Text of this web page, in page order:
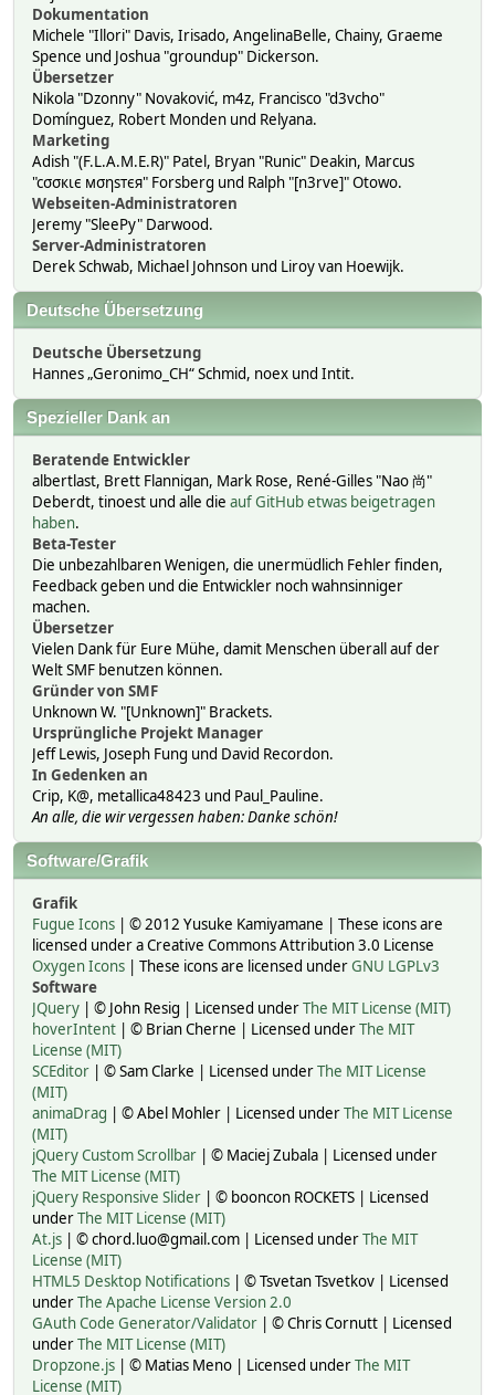
Dokumentation
Michele "Illori" Davis, Irisado, AngelinaBelle, Chainy, Graeme
Spence und Joshua "groundup" Dickerson.
Übersetzer
Nikola "Dzonny" Novaković, m4z, Francisco "d3vcho"
Domínguez, Robert Monden und Relyana.
Marketing
Adish "(F.L.A.M.E.R)" Patel, Bryan "Runic" Deakin, Marcus
"cσσкιє мσηѕтєя" Forsberg und Ralph "[n3rve]" Otowo.
Webseiten-Administratoren
Jeremy "SleePy" Darwood.
Server-Administratoren
Derek Schwab, Michael Johnson und Liroy van Hoewijk.
Deutsche Übersetzung
Deutsche Übersetzung
Hannes „Geronimo_CH“ Schmid, noex und Intit.
Spezieller Dank an
Beratende Entwickler
albertlast, Brett Flannigan, Mark Rose, René-Gilles "Nao 尚"
Deberdt, tinoest und alle die auf GitHub etwas beigetragen
haben.
Beta-Tester
Die unbezahlbaren Wenigen, die unermüdlich Fehler finden,
Feedback geben und die Entwickler noch wahnsinniger
machen.
Übersetzer
Vielen Dank für Eure Mühe, damit Menschen überall auf der
Welt SMF benutzen können.
Gründer von SMF
Unknown W. "[Unknown]" Brackets.
Ursprüngliche Projekt Manager
Jeff Lewis, Joseph Fung und David Recordon.
In Gedenken an
Crip, K@, metallica48423 und Paul_Pauline.
An alle, die wir vergessen haben: Danke schön!
Software/Grafik
Grafik
Fugue Icons | © 2012 Yusuke Kamiyamane | These icons are
licensed under a Creative Commons Attribution 3.0 License
Oxygen Icons | These icons are licensed underGNU LGPLv3
Software
JQuery | © John Resig | Licensed underThe MIT License (MIT)
hoverIntent | © Brian Cherne | Licensed underThe MIT
License (MIT)
SCEditor | © Sam Clarke | Licensed underThe MIT License
(MIT)
animaDrag | © Abel Mohler | Licensed underThe MIT License
(MIT)
jQuery Custom Scrollbar | © Maciej Zubala | Licensed under
The MIT License (MIT)
jQuery Responsive Slider | © booncon ROCKETS | Licensed
underThe MIT License (MIT)
At.js | © chord.luo@gmail.com | Licensed underThe MIT
License (MIT)
HTML5 Desktop Notifications | © Tsvetan Tsvetkov | Licensed
underThe Apache License Version 2.0
GAuth Code Generator/Validator | © Chris Cornutt | Licensed
underThe MIT License (MIT)
Dropzone.js | © Matias Meno | Licensed underThe MIT
License (MIT)